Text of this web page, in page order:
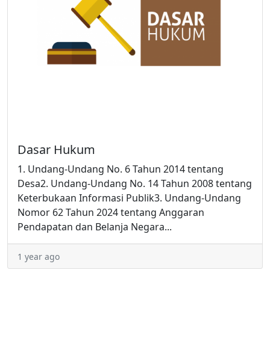
Dasar Hukum
1. Undang-Undang No. 6 Tahun 2014 tentang
Desa2. Undang-Undang No. 14 Tahun 2008 tentang
Keterbukaan Informasi Publik3. Undang-Undang
Nomor 62 Tahun 2024 tentang Anggaran
Pendapatan dan Belanja Negara...
1 year ago